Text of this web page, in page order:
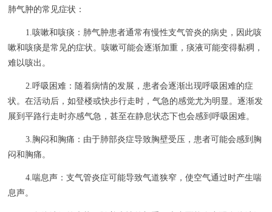
肺气肿的常见症状：
1.咳嗽和咳痰：肺气肿患者通常有慢性支气管炎的病史，因此咳
嗽和咳痰是常见的症状。咳嗽可能会逐渐加重，痰液可能变得黏稠，
难以咳出。
2.呼吸困难：随着病情的发展，患者会逐渐出现呼吸困难的症
状。在活动后，如登楼或快步行走时，气急的感觉尤为明显。逐渐发
展到平路行走时亦感气急，甚至在静息状态下也会感到呼吸困难。
3.胸闷和胸痛：由于肺部炎症导致胸壁受压，患者可能会感到胸
闷和胸痛。
4.喘息声：支气管炎症可能导致气道狭窄，使空气通过时产生喘
息声。